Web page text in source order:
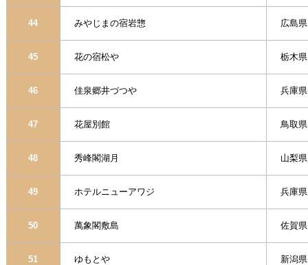
44 みやじまの宿岩惣 広島
45 花の宿松や 栃木
46 佳泉郷井づつや 兵庫
47 花屋別館 鳥取
48 秀峰閣湖月 山梨
49 ホテルニューアワジ 兵庫
50 萬象閣敷島 佐賀
51 ゆもとや 新潟